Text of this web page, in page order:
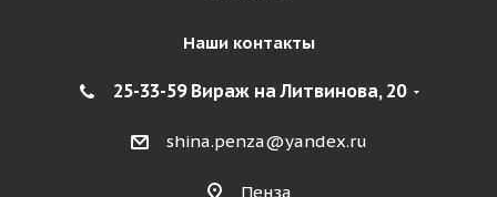
Наши контакты
25-33-59 Вираж на Литвинова, 20
shina.penza@yandex.ru
Пенза